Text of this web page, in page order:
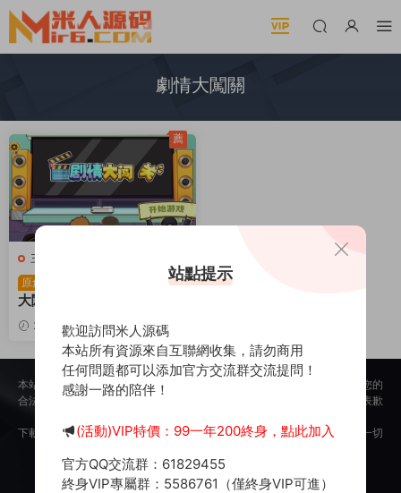
劇情大闖關
三網H5小遊戲
原創
三網H5小遊戲【劇情
大闖關】Win一鍵服務端+Li
nux手工服務端+視頻架設教
程
2026-01-20 450 30
薦
本站所提供的内容均來自公開網絡收集、轉發、二次開發而來，若侵犯了您的
合法權益，請來信通知我們，我們會及時删除，給您帶來的不便，我們深表歉
下載用戶僅供學習交流，若使用商業用途，請購買正版授權，否則産生的一切
Copyright © 2012-2025 MiR6.COMAll Rights Reserved
投訴郵箱： Mail@Mir6.com 蜀ICP備2022016462号-2
站點提示
歡迎訪問米人源碼
本站所有資源來自互聯網收集，請勿商用
任何問題都可以添加官方交流群交流提問！
感謝一路的陪伴！
(活動)VIP特價：99一年200終身，點此加入
官方QQ交流群：61829455
終身VIP專屬群：5586761（僅終身VIP可進）